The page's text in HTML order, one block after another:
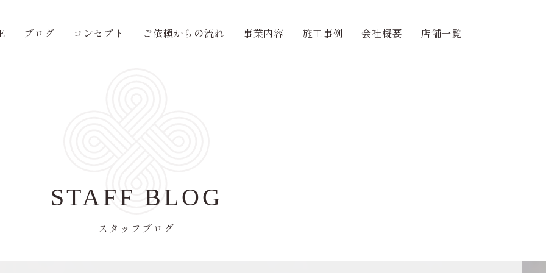
ブログ コンセプト ご依頼からの流れ 事業内容 施工事例 会社概要 店舗一覧
STAFF BLOG
スタッフブログ